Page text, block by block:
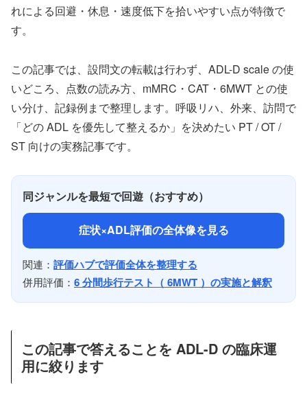
れによる回避・休息・速度低下を拾いやすい点が特徴で
す。
この記事では、設問文の転載は行わず、ADL-D scale の使
いどころ、点数の読み方、mMRC・CAT・6MWT との使
い分け、記録例まで整理します。呼吸リハ、外来、訪問で
「どの ADL を優先して整えるか」を決めたい PT / OT /
ST 向けの実務記事です。
同ジャンルを最短で回遊（おすすめ）
症状×ADL評価の全体像を見る
関連： 評価ハブで評価全体を整理する
併用評価： 6 分間歩行テスト（ 6MWT ）の実施と解釈
この記事で答えることを ADL-D の臨床運
用に絞ります